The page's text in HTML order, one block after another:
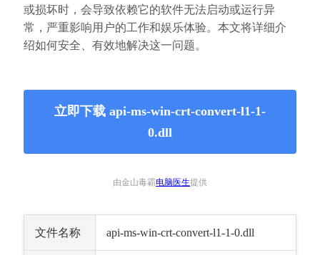
或损坏时，会导致依赖它的软件无法启动或运行异
常，严重影响用户的工作和娱乐体验。本文将详细介
绍如何安全、有效地解决这一问题。
立即下载 api-ms-win-crt-convert-l1-1-
0.dll
由金山毒霸电脑医生提供
文件名称 api-ms-win-crt-convert-l1-1-0.dll